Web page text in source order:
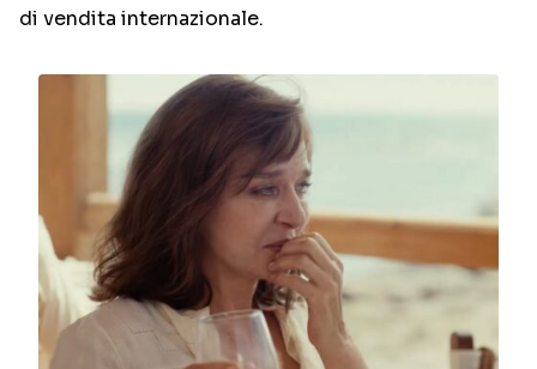
di vendita internazionale.